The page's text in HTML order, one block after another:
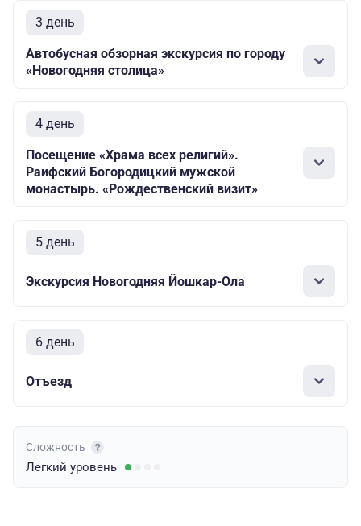
3 день
Автобусная обзорная экскурсия по городу
«Новогодняя столица»
4 день
Посещение «Храма всех религий».
Раифский Богородицкий мужской
монастырь. «Рождественский визит»
5 день
Экскурсия Новогодняя Йошкар-Ола
6 день
Отъезд
Сложность
Легкий уровень